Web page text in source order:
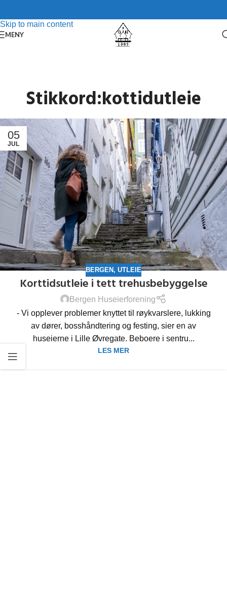
Skip to main content
MENY
Stikkord:kottidutleie
05
JUL
BERGEN , UTLEIE
Korttidsutleie i tett trehusbebyggelse
Bergen Huseierforening
- Vi opplever problemer knyttet til røykvarslere, lukking
av dører, bosshåndtering og festing, sier en av
huseierne i Lille Øvregate. Beboere i sentru...
LES MER